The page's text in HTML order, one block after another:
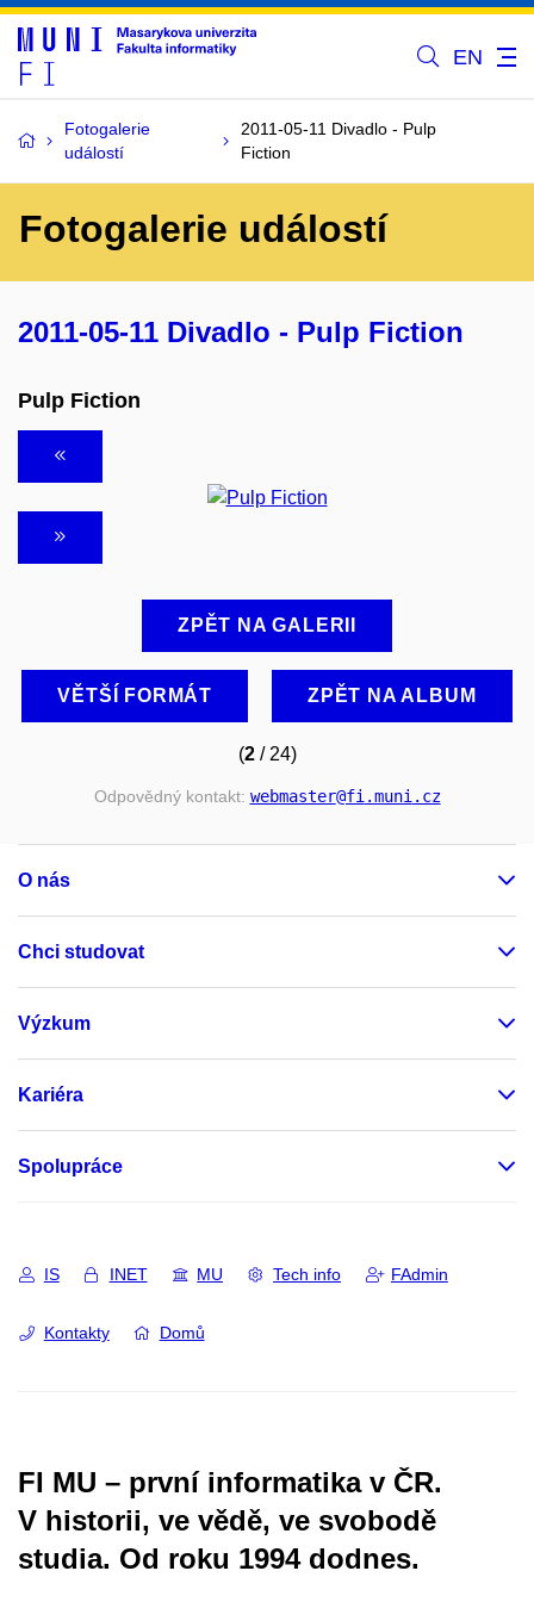
EN
Fotogalerie
událostí
2011-05-11 Divadlo - Pulp
Fiction
Fotogalerie událostí
2011-05-11 Divadlo - Pulp Fiction
Pulp Fiction
ZPĚT NA GALERII
VĚTŠÍ FORMÁT ZPĚT NA ALBUM
(2/ 24)
Odpovědný kontakt: webmaster@fi.muni.cz
O nás
Chci studovat
Výzkum
Kariéra
Spolupráce
IS INET MU Tech info FAdmin
Kontakty Domů
FI MU – první informatika v ČR.
V historii, ve vědě, ve svobodě
studia. Od roku 1994 dodnes.